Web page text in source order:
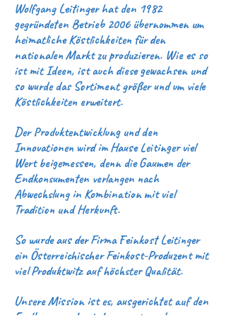
Wolfgang Leitinger hat den 1982
gegründeten Betrieb 2006 übernommen um
heimatliche Köstlichkeiten für den
nationalen Markt zu produzieren. Wie es so
ist mit Ideen, ist auch diese gewachsen und
so wurde das Sortiment größer und um viele
Köstlichkeiten erweitert.
Der Produktentwicklung und den
Innovationen wird im Hause Leitinger viel
Wert beigemessen, denn die Gaumen der
Endkonsumenten verlangen nach
Abwechslung in Kombination mit viel
Tradition und Herkunft.
So wurde aus der Firma Feinkost Leitinger
ein Österreichischer Feinkost-Produzent mit
viel Produktwitz auf höchster Qualität.
Unsere Mission ist es, ausgerichtet auf den
Endkonsumenten interessante und